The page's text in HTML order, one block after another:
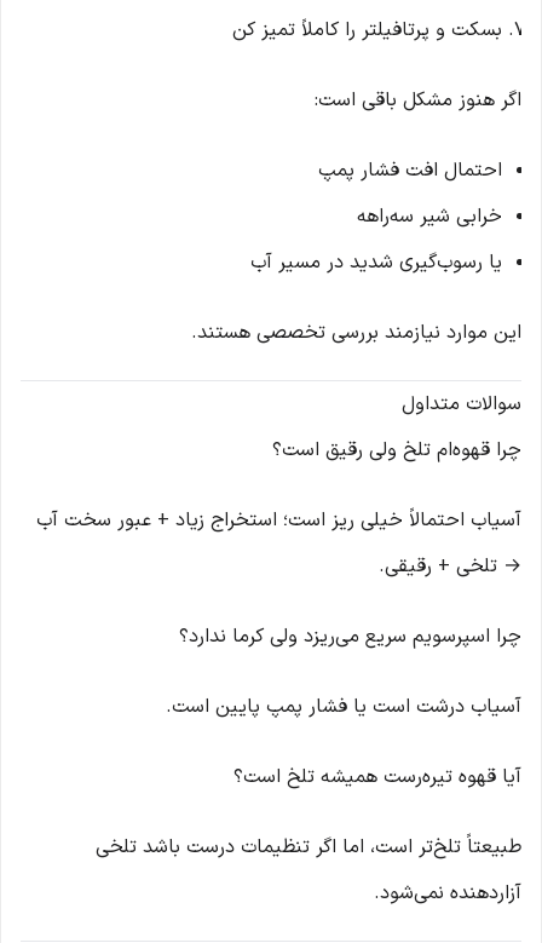
بسکت و پرتافیلتر را کاملاً تمیز کن
اگر هنوز مشکل باقی است:
احتمال افت فشار پمپ
خرابی شیر سه‌راهه
یا رسوب‌گیری شدید در مسیر آب
این موارد نیازمند بررسی تخصصی هستند.
سوالات متداول
چرا قهوه‌ام تلخ ولی رقیق است؟
آسیاب احتمالاً خیلی ریز است؛ استخراج زیاد + عبور سخت آب
→ تلخی + رقیقی.
چرا اسپرسویم سریع می‌ریزد ولی کرما ندارد؟
آسیاب درشت است یا فشار پمپ پایین است.
آیا قهوه تیره‌رست همیشه تلخ است؟
طبیعتاً تلخ‌تر است، اما اگر تنظیمات درست باشد تلخی
آزاردهنده نمی‌شود.